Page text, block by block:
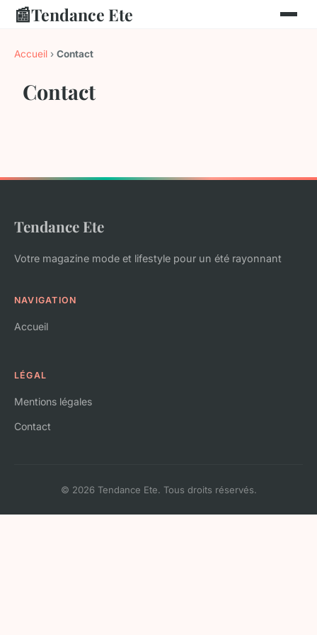
📰Tendance Ete
Accueil › Contact
Contact
Tendance Ete
Votre magazine mode et lifestyle pour un été rayonnant
NAVIGATION
Accueil
LÉGAL
Mentions légales
Contact
© 2026 Tendance Ete. Tous droits réservés.